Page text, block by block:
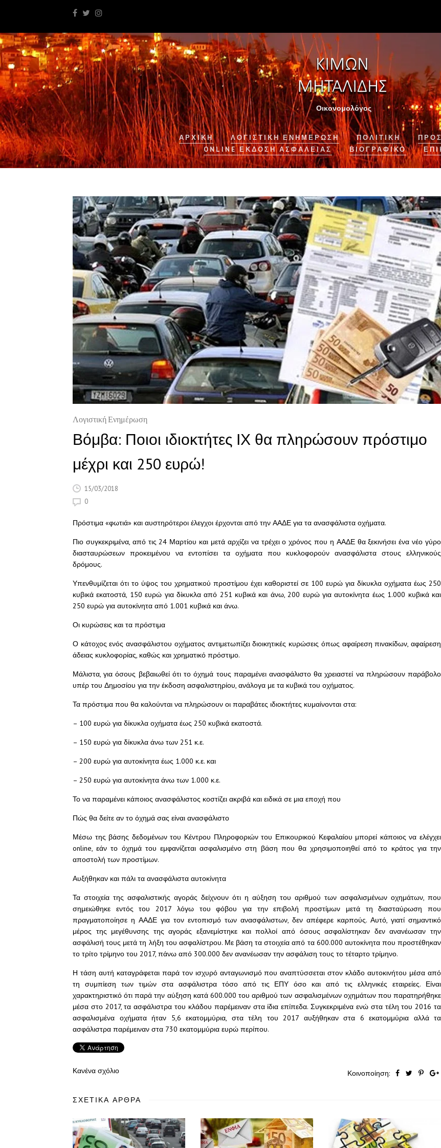
Οικονομολόγος
ΑΡΧΙΚΉ ΛΟΓΙΣΤΙΚΉ ΕΝΗΜΈΡΩΣΗ ΠΟΛΙΤΙΚΗ
ONLINE ΈΚΔΟΣΗ ΑΣΦΆΛΕΙΑΣ
ΒΙΟΓΡΑΦΙΚΌ
Λογιστική Ενημέρωση
Βόμβα: Ποιοι ιδιοκτήτες ΙΧ θα πληρώσουν πρόστιμο
μέχρι και 250 ευρώ!
15/03/2018
0
Πρόστιμα «φωτιά» και αυστηρότεροι έλεγχοι έρχονται από την ΑΑΔΕ για τα ανασφάλιστα οχήματα.
Πιο συγκεκριμένα, από τις 24 Μαρτίου και μετά αρχίζει να τρέχει ο χρόνος που η ΑΑΔΕ θα ξεκινήσει ένα νέο γύρο
διασταυρώσεων προκειμένου να εντοπίσει τα οχήματα που κυκλοφορούν ανασφάλιστα στους ελληνικούς
δρόμους.
Υπενθυμίζεται ότι το ύψος του χρηματικού προστίμου έχει καθοριστεί σε 100 ευρώ για δίκυκλα οχήματα έως 250
κυβικά εκατοστά, 150 ευρώ για δίκυκλα από 251 κυβικά και άνω, 200 ευρώ για αυτοκίνητα έως 1.000 κυβικά και
250 ευρώ για αυτοκίνητα από 1.001 κυβικά και άνω.
Οι κυρώσεις και τα πρόστιμα
Ο κάτοχος ενός ανασφάλιστου οχήματος αντιμετωπίζει διοικητικές κυρώσεις όπως αφαίρεση πινακίδων, αφαίρεση
άδειας κυκλοφορίας, καθώς και χρηματικό πρόστιμο.
Μάλιστα, για όσους βεβαιωθεί ότι το όχημά τους παραμένει ανασφάλιστο θα χρειαστεί να πληρώσουν παράβολο
υπέρ του Δημοσίου για την έκδοση ασφαλιστηρίου, ανάλογα με τα κυβικά του οχήματος.
Τα πρόστιμα που θα καλούνται να πληρώσουν οι παραβάτες ιδιοκτήτες κυμαίνονται στα:
– 100 ευρώ για δίκυκλα οχήματα έως 250 κυβικά εκατοστά.
– 150 ευρώ για δίκυκλα άνω των 251 κ.ε.
– 200 ευρώ για αυτοκίνητα έως 1.000 κ.ε. και
– 250 ευρώ για αυτοκίνητα άνω των 1.000 κ.ε.
Το να παραμένει κάποιος ανασφάλιστος κοστίζει ακριβά και ειδικά σε μια εποχή που
Πώς θα δείτε αν το όχημά σας είναι ανασφάλιστο
Μέσω της βάσης δεδομένων του Κέντρου Πληροφοριών του Επικουρικού Κεφαλαίου μπορεί κάποιος να ελέγχει
online, εάν το όχημά του εμφανίζεται ασφαλισμένο στη βάση που θα χρησιμοποιηθεί από το κράτος για την
αποστολή των προστίμων.
Αυξήθηκαν και πάλι τα ανασφάλιστα αυτοκίνητα
Τα στοιχεία της ασφαλιστικής αγοράς δείχνουν ότι η αύξηση του αριθμού των ασφαλισμένων οχημάτων, που
σημειώθηκε εντός του 2017 λόγω του φόβου για την επιβολή προστίμων μετά τη διασταύρωση που
πραγματοποίησε η ΑΑΔΕ για τον εντοπισμό των ανασφάλιστων, δεν απέφερε καρπούς. Αυτό, γιατί σημαντικό
μέρος της μεγέθυνσης της αγοράς εξανεμίστηκε και πολλοί από όσους ασφαλίστηκαν δεν ανανέωσαν την
ασφάλισή τους μετά τη λήξη του ασφαλίστρου. Με βάση τα στοιχεία από τα 600.000 αυτοκίνητα που προστέθηκαν
το τρίτο τρίμηνο του 2017, πάνω από 300.000 δεν ανανέωσαν την ασφάλιση τους το τέταρτο τρίμηνο.
Η τάση αυτή καταγράφεται παρά τον ισχυρό ανταγωνισμό που αναπτύσσεται στον κλάδο αυτοκινήτου μέσα από
τη συμπίεση των τιμών στα ασφάλιστρα τόσο από τις ΕΠΥ όσο και από τις ελληνικές εταιρείες. Είναι
χαρακτηριστικό ότι παρά την αύξηση κατά 600.000 του αριθμού των ασφαλισμένων οχημάτων που παρατηρήθηκε
μέσα στο 2017, τα ασφάλιστρα του κλάδου παρέμειναν στα ίδια επίπεδα. Συγκεκριμένα ενώ στα τέλη του 2016 τα
ασφαλισμένα οχήματα ήταν 5,6 εκατομμύρια, στα τέλη του 2017 αυξήθηκαν στα 6 εκατομμύρια αλλά τα
ασφάλιστρα παρέμειναν στα 730 εκατομμύρια ευρώ περίπου.
Κανένα σχόλιο Κοινοποίηση:
ΣΧΕΤΙΚΆ ΆΡΘΡΑ